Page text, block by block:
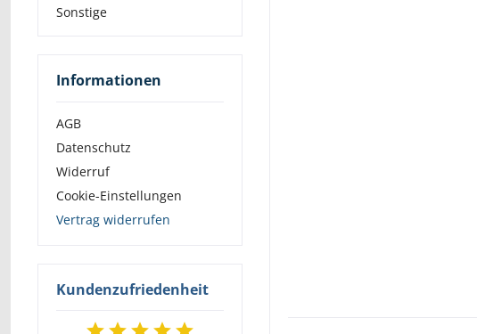
Sonstige
Informationen
AGB
Datenschutz
Widerruf
Cookie-Einstellungen
Vertrag widerrufen
Kundenzufriedenheit